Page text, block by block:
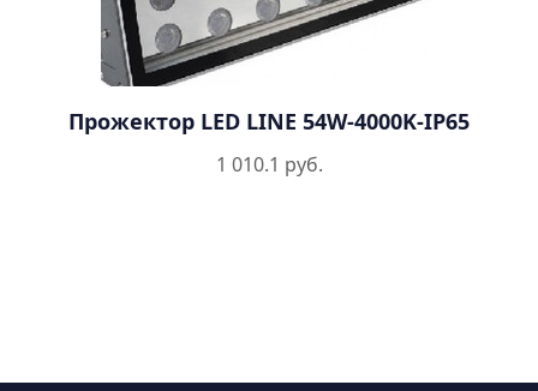
Прожектор LED LINE 54W-4000K-IP65
1 010.1 руб.